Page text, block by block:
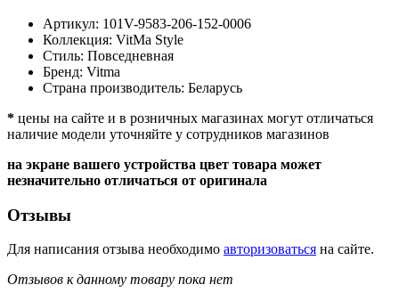
Артикул: 101V-9583-206-152-0006
Коллекция: VitMa Style
Стиль: Повседневная
Бренд: Vitma
Страна производитель: Беларусь
* цены на сайте и в розничных магазинах могут отличаться
наличие модели уточняйте у сотрудников магазинов
на экране вашего устройства цвет товара может
незначительно отличаться от оригинала
Отзывы
Для написания отзыва необходимо авторизоваться на сайте.
Отзывов к данному товару пока нет